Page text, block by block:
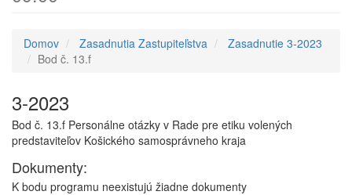
Domov Zasadnutia Zastupiteľstva
Zasadnutie 3-2023
Bod č. 13.f
3-2023
Bod č. 13.f Personálne otázky v Rade pre etiku volených
predstaviteľov Košického samosprávneho kraja
Dokumenty:
K bodu programu neexistujú žiadne dokumenty